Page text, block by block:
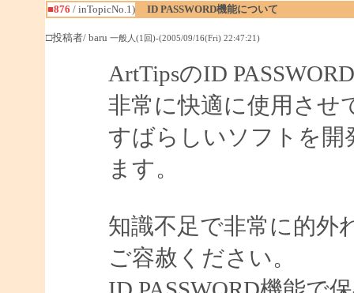
■876 / inTopicNo.1) ID PASSWORD機能について
□投稿者/ baru 一般人(1回)-(2005/09/16(Fri) 22:47:21)
ArtTipsのID
非常に快適に使用させ
すばらしいソフトを
ます。
知識不足で非常に的外
ご容赦ください。